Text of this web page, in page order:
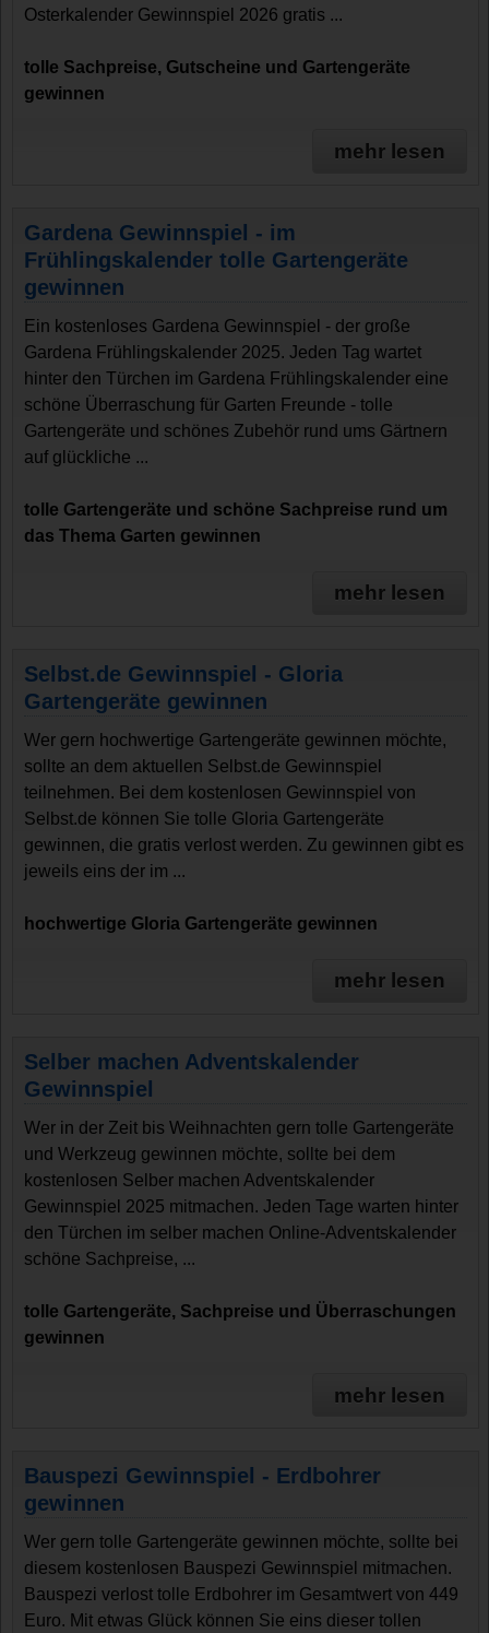
Osterkalender Gewinnspiel 2026 gratis ...
tolle Sachpreise, Gutscheine und Gartengeräte
gewinnen
mehr lesen
Gardena Gewinnspiel - im
Frühlingskalender tolle Gartengeräte
gewinnen
Ein kostenloses Gardena Gewinnspiel - der große
Gardena Frühlingskalender 2025. Jeden Tag wartet
hinter den Türchen im Gardena Frühlingskalender eine
schöne Überraschung für Garten Freunde - tolle
Gartengeräte und schönes Zubehör rund ums Gärtnern
auf glückliche ...
tolle Gartengeräte und schöne Sachpreise rund um
das Thema Garten gewinnen
mehr lesen
Selbst.de Gewinnspiel - Gloria
Gartengeräte gewinnen
Wer gern hochwertige Gartengeräte gewinnen möchte,
sollte an dem aktuellen Selbst.de Gewinnspiel
teilnehmen. Bei dem kostenlosen Gewinnspiel von
Selbst.de können Sie tolle Gloria Gartengeräte
gewinnen, die gratis verlost werden. Zu gewinnen gibt es
jeweils eins der im ...
hochwertige Gloria Gartengeräte gewinnen
mehr lesen
Selber machen Adventskalender
Gewinnspiel
Wer in der Zeit bis Weihnachten gern tolle Gartengeräte
und Werkzeug gewinnen möchte, sollte bei dem
kostenlosen Selber machen Adventskalender
Gewinnspiel 2025 mitmachen. Jeden Tage warten hinter
den Türchen im selber machen Online-Adventskalender
schöne Sachpreise, ...
tolle Gartengeräte, Sachpreise und Überraschungen
gewinnen
mehr lesen
Bauspezi Gewinnspiel - Erdbohrer
gewinnen
Wer gern tolle Gartengeräte gewinnen möchte, sollte bei
diesem kostenlosen Bauspezi Gewinnspiel mitmachen.
Bauspezi verlost tolle Erdbohrer im Gesamtwert von 449
Euro. Mit etwas Glück können Sie eins dieser tollen